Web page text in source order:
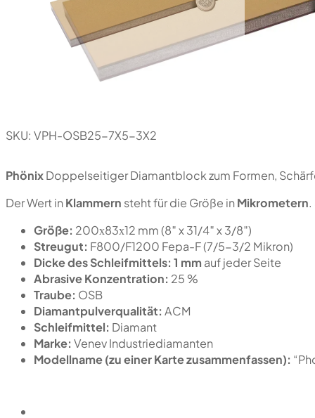
PhönixDoppelseitiger Diamantblock zum Formen,
Der Wert inKlammern steht für die Größe inMikrometern.
Größe: 200х83х12 mm (8″ x 31/4″ x 3/8″)
Streugut: F800/F1200 Fepa-F (7/5-3/2 Mikron)
Dicke des Schleifmittels: 1 mm auf jeder Seite
Abrasive Konzentration: 25 %
Traube: OSB
Diamantpulverqualität: ACM
Schleifmittel: Diamant
Marke: Venev Industriediamanten
Modellname (zu einer Karte zusammenfassen):
SKU: VPH-OSB25-7X5-3X2